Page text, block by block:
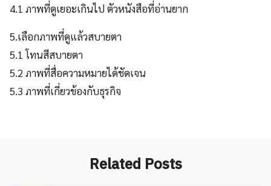
4.1 ภาพที่ดูเยอะเกินไป ตัวหนังสือที่อ่านยาก
5.เลือกภาพที่ดูแล้วสบายตา
5.1 โทนสีสบายตา
5.2 ภาพที่สื่อความหมายได้ชัดเจน
5.3 ภาพที่เกี่ยวข้องกับธุรกิจ
Related Posts